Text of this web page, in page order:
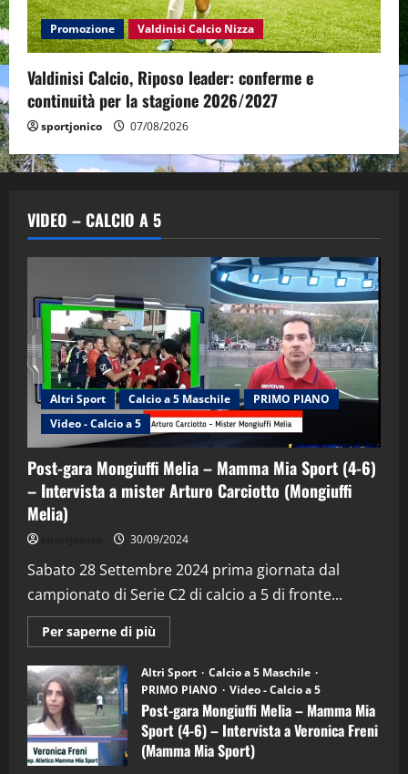
Promozione Valdinisi Calcio Nizza
Valdinisi Calcio, Riposo leader: conferme e
continuità per la stagione 2026/2027
sportjonico 07/08/2026
VIDEO – CALCIO A 5
Altri Sport Calcio a 5 Maschile
PRIMO PIANO
Video - Calcio a 5
Post-gara Mongiuffi Melia – Mamma Mia Sport (4-6)
– Intervista a mister Arturo Carciotto (Mongiuffi
Melia)
30/09/2024
Sabato 28 Settembre 2024 prima giornata dal
campionato di Serie C2 di calcio a 5 di fronte...
Per saperne di più
informazioni
Post-
gara
Mongiuffi
Melia
–
Mamma
Mia
Sport
Altri Sport
Calcio a 5 Maschile
PRIMO PIANO
Video - Calcio a 5
Post-gara Mongiuffi Melia – Mamma Mia
Sport (4-6) – Intervista a Veronica Freni
(Mamma Mia Sport)
2
“SportEmpire” in Podcast: 29^ Puntata
(Martedi 28 Aprile 2026)
28/04/2026
3
"SportEmpire" in Podcast
“SportEmpire” in Podcast: 28^ Puntata
(Martedi 21 Aprile 2026)
21/04/2026